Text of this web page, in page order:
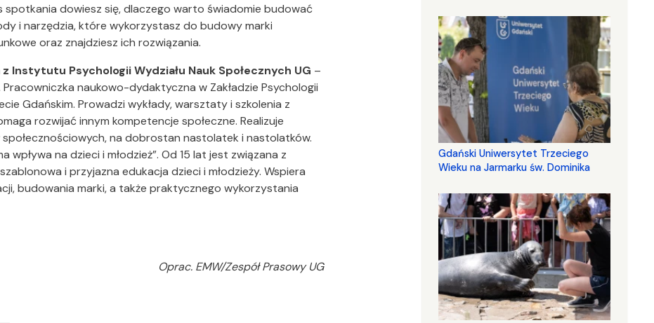
dowiesz się, dlaczego warto świadomie budować
i narzędzia, które wykorzystasz do budowy marki
oraz znajdziesz ich rozwiązania.
Instytutu Psychologii Wydziału Nauk Społecznych UG –
naukowo-dydaktyczna w Zakładzie Psychologii
Gdańskim. Prowadzi wykłady, warsztaty i szkolenia z
rozwijać innym kompetencje społeczne. Realizuje
na dobrostan nastolatek i nastolatków.
wpływa na dzieci i młodzież”. Od 15 lat jest związana z
i przyjazna edukacja dzieci i młodzieży. Wspiera
budowania marki, a także praktycznego wykorzystania
Oprac. EMW/Zespół Prasowy UG
Gdański Uniwersytet Trzeciego
Wieku na Jarmarku św. Dominika